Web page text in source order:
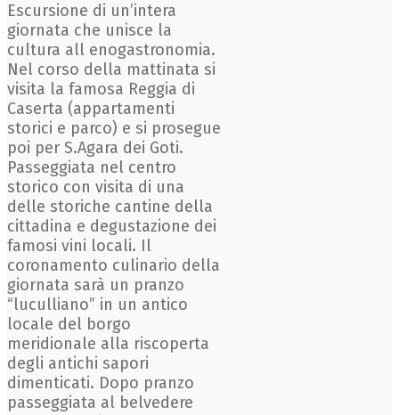
Escursione di un’intera
giornata che unisce la
cultura all enogastronomia.
Nel corso della mattinata si
visita la famosa Reggia di
Caserta (appartamenti
storici e parco) e si prosegue
poi per S.Agara dei Goti.
Passeggiata nel centro
storico con visita di una
delle storiche cantine della
cittadina e degustazione dei
famosi vini locali. Il
coronamento culinario della
giornata sarà un pranzo
“luculliano” in un antico
locale del borgo
meridionale alla riscoperta
degli antichi sapori
dimenticati. Dopo pranzo
passeggiata al belvedere